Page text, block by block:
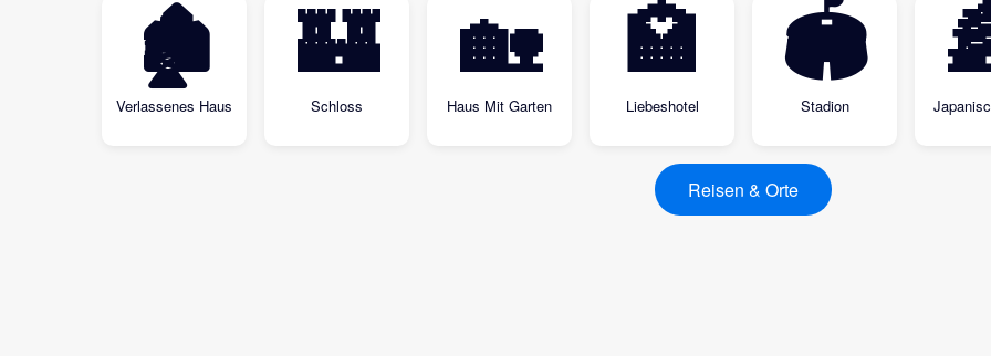
🏚
Verlassenes Haus
🏰
Schloss
🏡
Haus Mit Garten
🏩
Liebeshotel
🏟
Stadion
Reisen & Orte